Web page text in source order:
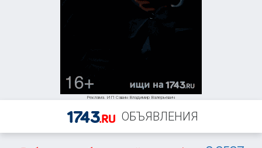
Реклама. ИП Савин Владимир Валерьевич
ОБЪЯВЛЕНИЯ